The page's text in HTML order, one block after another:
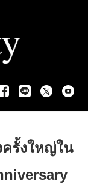
ครั้งใหญ่ใน